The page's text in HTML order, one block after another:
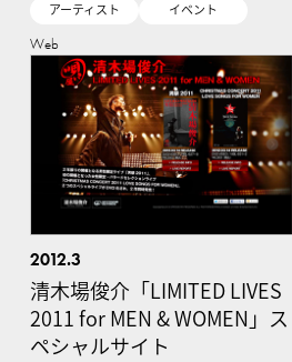
アーティスト イベント
Web
2012.3
清木場俊介「LIMITED LIVES
2011 for MEN & WOMEN」ス
ペシャルサイト